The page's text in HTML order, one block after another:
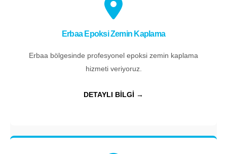
Erbaa Epoksi Zemin Kaplama
Erbaa bölgesinde profesyonel epoksi zemin kaplama
hizmeti veriyoruz.
DETAYLI BİLGİ →